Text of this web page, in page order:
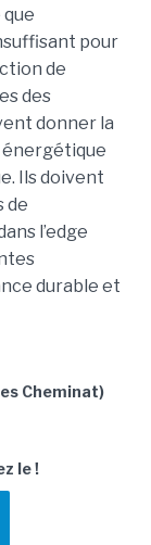
pour
de
des
donner la
Ils doivent
de
l’edge
durable et
Cheminat)
le !